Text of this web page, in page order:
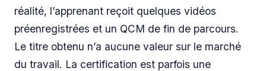
réalité, l’apprenant reçoit quelques vidéos
préenregistrées et un QCM de fin de parcours.
Le titre obtenu n’a aucune valeur sur le marché
du travail. La certification est parfois une